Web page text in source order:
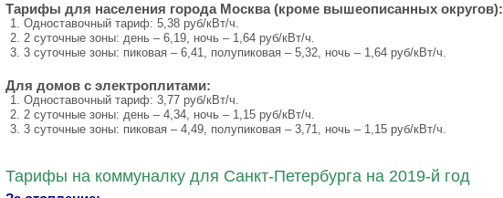
Тарифы для населения города Москва (кроме вышеописанных округов):
Одноставочный тариф: 5,38 руб/кВт/ч.
2 суточные зоны: день – 6,19, ночь – 1,64 руб/кВт/ч.
3 суточные зоны: пиковая – 6,41, полупиковая – 5,32, ночь – 1,64 руб/кВт/ч.
Для домов с электроплитами:
Одноставочный тариф: 3,77 руб/кВт/ч.
2 суточные зоны: день – 4,34, ночь – 1,15 руб/кВт/ч.
3 суточные зоны: пиковая – 4,49, полупиковая – 3,71, ночь – 1,15 руб/кВт/ч.
Тарифы на коммуналку для Санкт-Петербурга на 2019-й год